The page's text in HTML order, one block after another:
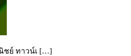
ชย์ ทาวน์เ […]